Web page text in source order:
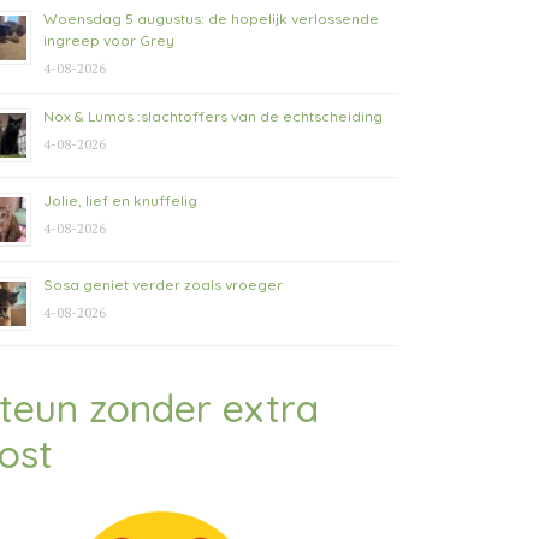
Woensdag 5 augustus: de hopelijk verlossende
ingreep voor Grey
4-08-2026
Nox & Lumos :slachtoffers van de echtscheiding
4-08-2026
Jolie, lief en knuffelig
4-08-2026
Sosa geniet verder zoals vroeger
4-08-2026
zonder extra